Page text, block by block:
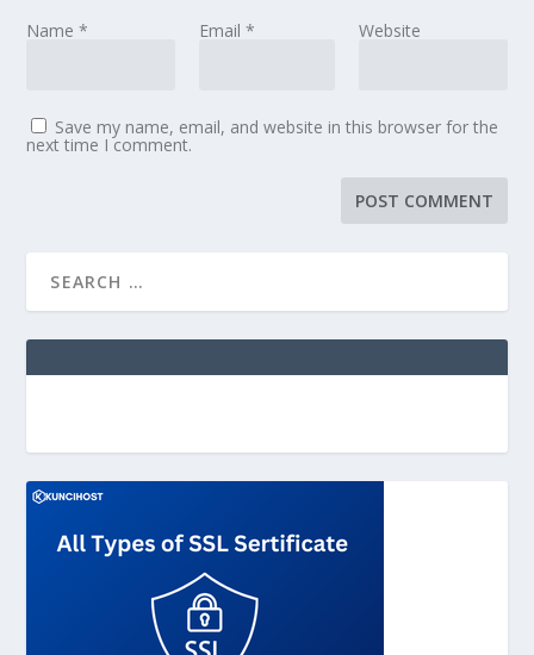
Name* Email * Website
Save my name, email, and website in this browser for the
next time I comment.